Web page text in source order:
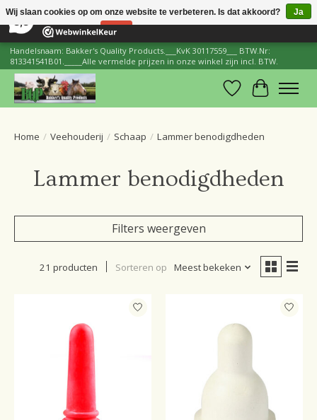
206 Reviews ×
Handelsnaam: Bakker's Quality Products.___KvK 30117559___ BTW.Nr:
813341541B01._____Alle vermelde prijzen in onze winkel zijn incl. BTW.
Verlanglijst
Home / Veehouderij / Schaap / Lammer benodigdheden
Lammer benodigdheden
Filters weergeven
21 producten Sorteren op Meest bekeken
Wij slaan cookies op om onze website te verbeteren. Is dat akkoord?
Ja
Nee